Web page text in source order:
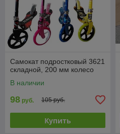
Самокат подростковый 3621
складной, 200 мм колесо
В наличии
98 руб. 105 руб.
Купить